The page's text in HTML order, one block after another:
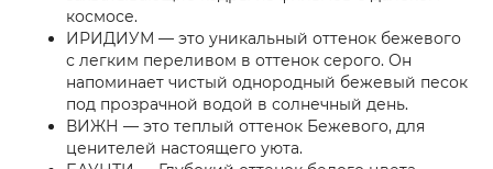
космосе.
ИРИДИУМ — это уникальный оттенок бежевого
с легким переливом в оттенок серого. Он
напоминает чистый однородный бежевый песок
под прозрачной водой в солнечный день.
ВИЖН — это теплый оттенок Бежевого, для
ценителей настоящего уюта.